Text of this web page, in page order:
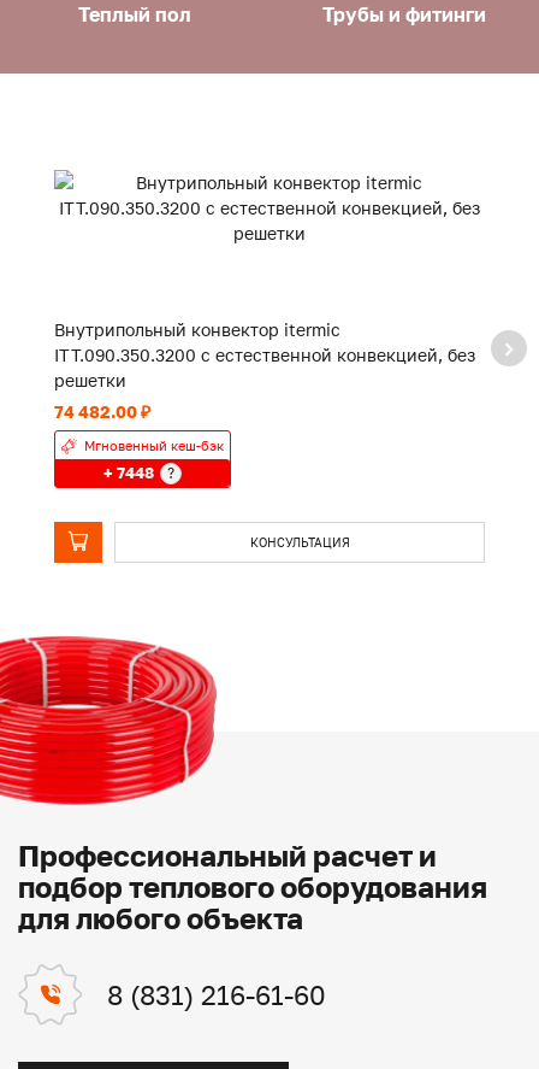
Теплый пол Трубы и фитинги
Внутрипольный конвектор itermic
ITT.090.350.3200 с естественной конвекцией, без
решетки
74 482.00 ₽
Мгновенный кеш-бэк
+ 7448 ?
КОНСУЛЬТАЦИЯ
Профессиональный расчет и
подбор теплового оборудования
для любого объекта
8 (831) 216-61-60